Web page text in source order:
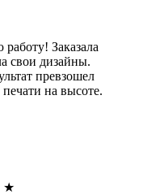
Заказала
свои дизайны.
превзошел
на высоте.
★